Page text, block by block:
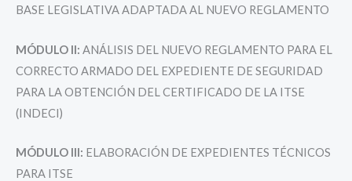
BASE LEGISLATIVA ADAPTADA AL NUEVO REGLAMENTO
MÓDULO II: ANÁLISIS DEL NUEVO REGLAMENTO PARA EL
CORRECTO ARMADO DEL EXPEDIENTE DE SEGURIDAD
PARA LA OBTENCIÓN DEL CERTIFICADO DE LA ITSE
(INDECI)
MÓDULO III: ELABORACIÓN DE EXPEDIENTES TÉCNICOS
PARA ITSE